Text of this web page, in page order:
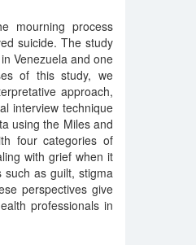
mourning process
suicide. The study
Venezuela and one
of this study, we
approach,
interview technique
using the Miles and
four categories of
with grief when it
such as guilt, stigma
perspectives give
professionals in